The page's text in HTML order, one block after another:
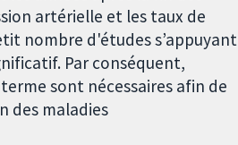
artérielle et les taux de
nombre d'études s’appuyant
Par conséquent,
sont nécessaires afin de
des maladies